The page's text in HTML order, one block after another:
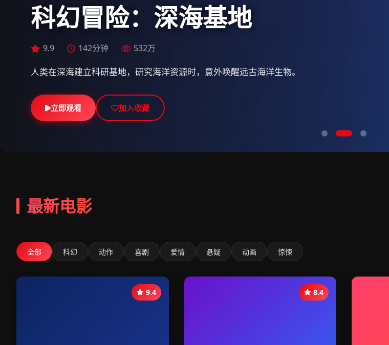
立即观看 加入收藏
科幻冒险：深海基地
9.9 142分钟 532万
人类在深海建立科研基地，研究海洋资源时，意外唤醒远古海洋生物。
立即观看 加入收藏
立即观看 加入收藏
最新电影
全部 科幻 动作 喜剧 爱情 悬疑 动画 惊悚
9.4 8.4